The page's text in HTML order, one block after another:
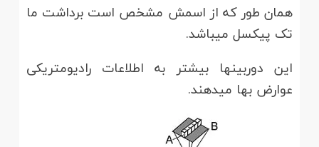
همان طور که از اسمش مشخص است برداشت ما
تک پیکسل می­باشد.
این دوربین­ها بیشتر به اطلاعات رادیومتریکی
عوارض بها می­دهند.